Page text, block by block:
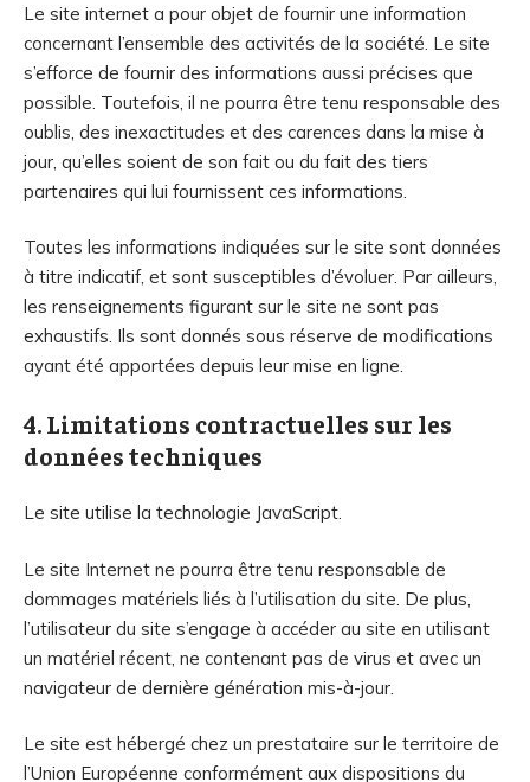
Le site internet a pour objet de fournir une information
concernant l’ensemble des activités de la société. Le site
s’efforce de fournir des informations aussi précises que
possible. Toutefois, il ne pourra être tenu responsable des
oublis, des inexactitudes et des carences dans la mise à
jour, qu’elles soient de son fait ou du fait des tiers
partenaires qui lui fournissent ces informations.
Toutes les informations indiquées sur le site sont données
à titre indicatif, et sont susceptibles d’évoluer. Par ailleurs,
les renseignements figurant sur le site ne sont pas
exhaustifs. Ils sont donnés sous réserve de modifications
ayant été apportées depuis leur mise en ligne.
4. Limitations contractuelles sur les
données techniques
Le site utilise la technologie JavaScript.
Le site Internet ne pourra être tenu responsable de
dommages matériels liés à l’utilisation du site. De plus,
l’utilisateur du site s’engage à accéder au site en utilisant
un matériel récent, ne contenant pas de virus et avec un
navigateur de dernière génération mis-à-jour.
Le site est hébergé chez un prestataire sur le territoire de
l’Union Européenne conformément aux dispositions du